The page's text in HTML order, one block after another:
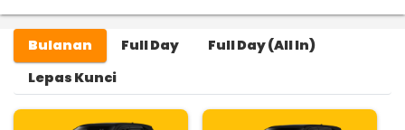
Bulanan Full Day
Full Day (All In)
Lepas Kunci